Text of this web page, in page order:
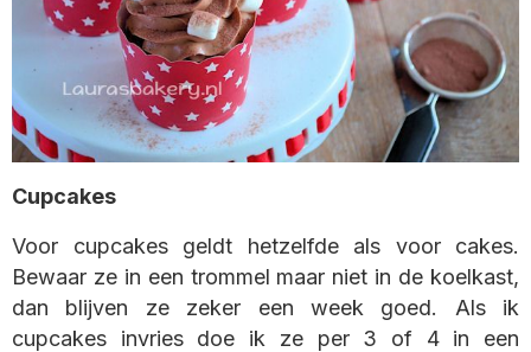
Cupcakes
Voor cupcakes geldt hetzelfde als voor cakes.
Bewaar ze in een trommel maar niet in de koelkast,
dan blijven ze zeker een week goed. Als ik
cupcakes invries doe ik ze per 3 of 4 in een